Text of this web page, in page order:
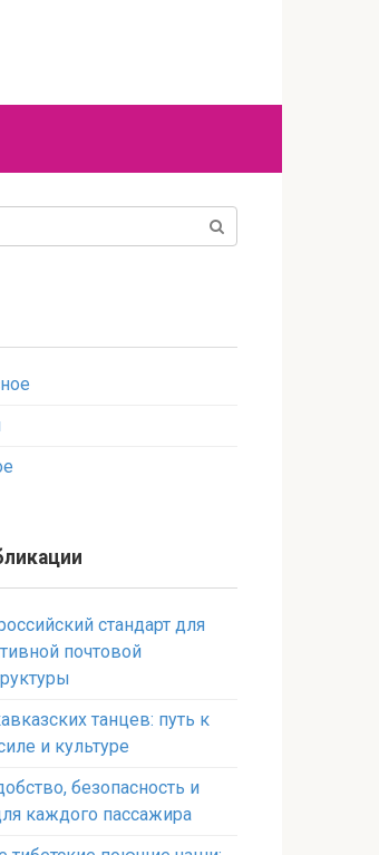
стандарт для
почтовой
танцев: путь к
и культуре
безопасность и
каждого пассажира